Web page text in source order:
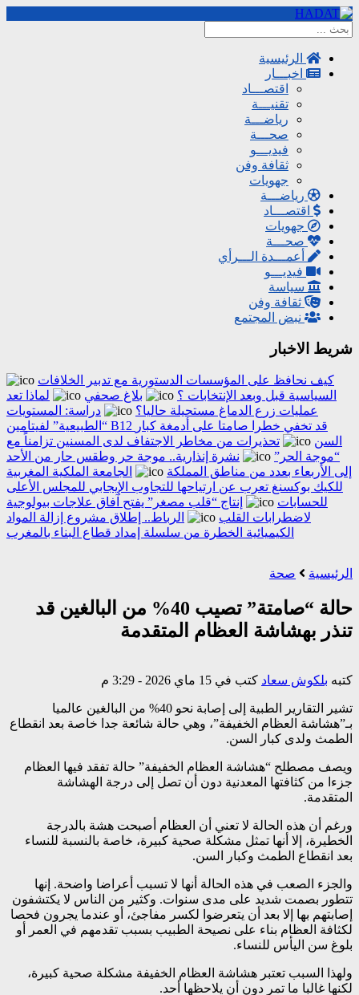
الرئيسية
اخبـــار
اقتصـــاد
تقنيـــة
رياضـــة
صحـــة
فيديـــو
ثقافة وفن
جهويات
رياضـــة
اقتصـــاد
جهويات
صحـــة
أعمـــدة الـــرأي
فيديـــو
سياسة
ثقافة وفن
نبض المجتمع
شريط الاخبار
كيف نحافظ على المؤسسات الدستورية مع تدبير الخلافات
السياسية قبل وبعد الإنتخابات ؟
بلاغ صحفي
لماذا تعد
عمليات زرع الدماغ مستحيلة حاليا؟
دراسة: المستويات
“الطبيعية” لفيتامين B12 قد تخفي خطرا صامتا على أدمغة كبار
السن
تحذيرات من مخاطر الاجتفاف لدى المسنين تزامناً مع
“موجة الحر”
نشرة إنذارية.. موجة حر وطقس حار من الأحد
إلى الأربعاء بعدد من مناطق المملكة
الجامعة الملكية المغربية
للكيك بوكسنغ تعرب عن ارتياحها للتجاوب الإيجابي للمجلس الأعلى
للحسابات
إنتاج “قلب مصغر” يفتح آفاق علاجات بيولوجية
لاضطرابات القلب
الرباط.. إطلاق مشروع إزالة المواد
الكيميائية الخطرة من سلسلة إمداد قطاع البناء بالمغرب
الرئيسية صحة
حالة “صامتة” تصيب 40% من البالغين قد
تنذر بهشاشة العظام المتقدمة
كتبه بلكوش سعاد كتب في 15 ماي 2026 - 3:29 م
تشير التقارير الطبية إلى إصابة نحو 40% من البالغين عالميا
بـ”هشاشة العظام الخفيفة”، وهي حالة شائعة جدا خاصة بعد انقطاع
الطمث ولدى كبار السن.
ويصف مصطلح “هشاشة العظام الخفيفة” حالة تفقد فيها العظام
جزءا من كثافتها المعدنية دون أن تصل إلى درجة الهشاشة
المتقدمة.
ورغم أن هذه الحالة لا تعني أن العظام أصبحت هشة بالدرجة
الخطيرة، إلا أنها تمثل مشكلة صحية كبيرة، خاصة بالنسبة للنساء
بعد انقطاع الطمث وكبار السن.
والجزء الصعب في هذه الحالة أنها لا تسبب أعراضا واضحة. إنها
تتطور بصمت شديد على مدى سنوات. وكثير من الناس لا يكتشفون
إصابتهم بها إلا بعد أن يتعرضوا لكسر مفاجئ، أو عندما يجرون فحصا
لكثافة العظام بناء على نصيحة الطبيب بسبب تقدمهم في العمر أو
بلوغ سن اليأس للنساء.
ولهذا السبب تعتبر هشاشة العظام الخفيفة مشكلة صحية كبيرة،
لكنها غالبا ما تمر دون أن يلاحظها أحد.